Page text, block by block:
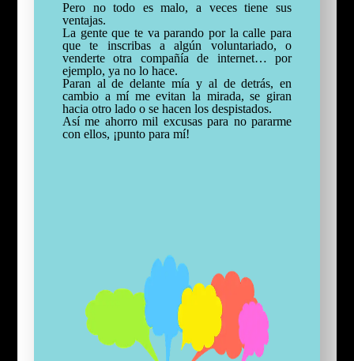
Pero no todo es malo, a veces tiene sus
ventajas.
La gente que te va parando por la calle para
que te inscribas a algún voluntariado, o
venderte otra compañía de internet… por
ejemplo, ya no lo hace.
Paran al de delante mía y al de detrás, en
cambio a mí me evitan la mirada, se giran
hacia otro lado o se hacen los despistados.
Así me ahorro mil excusas para no pararme
con ellos, ¡punto para mí!